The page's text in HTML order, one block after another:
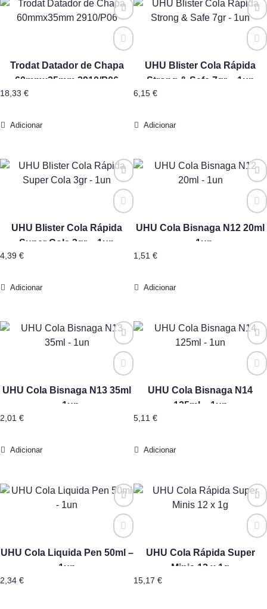
Trodat Datador de Chapa
60mmx35mm 2910/P06
18,33 €
Adicionar
UHU Blister Cola Rápida
Strong & Safe 7gr – 1un
6,15 €
Adicionar
UHU Blister Cola Rápida
Super Cola 3gr – 1un
4,39 €
Adicionar
UHU Cola Bisnaga N12 20ml
– 1un
1,51 €
Adicionar
UHU Cola Bisnaga N13 35ml
– 1un
2,01 €
Adicionar
UHU Cola Bisnaga N14
125ml – 1un
5,11 €
Adicionar
UHU Cola Liquida Pen 50ml –
1un
2,34 €
UHU Cola Rápida Super
Minis 12 x 1g
15,17 €